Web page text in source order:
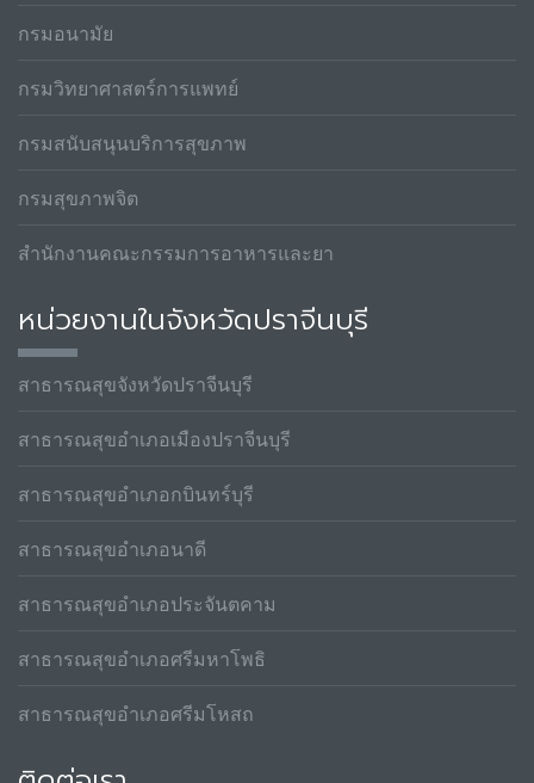
กรมอนามัย
กรมวิทยาศาสตร์การแพทย์
กรมสนับสนุนบริการสุขภาพ
กรมสุขภาพจิต
สำนักงานคณะกรรมการอาหารและยา
หน่วยงานในจังหวัดปราจีนบุรี
สาธารณสุขจังหวัดปราจีนบุรี
สาธารณสุขอำเภอเมืองปราจีนบุรี
สาธารณสุขอำเภอกบินทร์บุรี
สาธารณสุขอำเภอนาดี
สาธารณสุขอำเภอประจันตคาม
สาธารณสุขอำเภอศรีมหาโพธิ
สาธารณสุขอำเภอศรีมโหสถ